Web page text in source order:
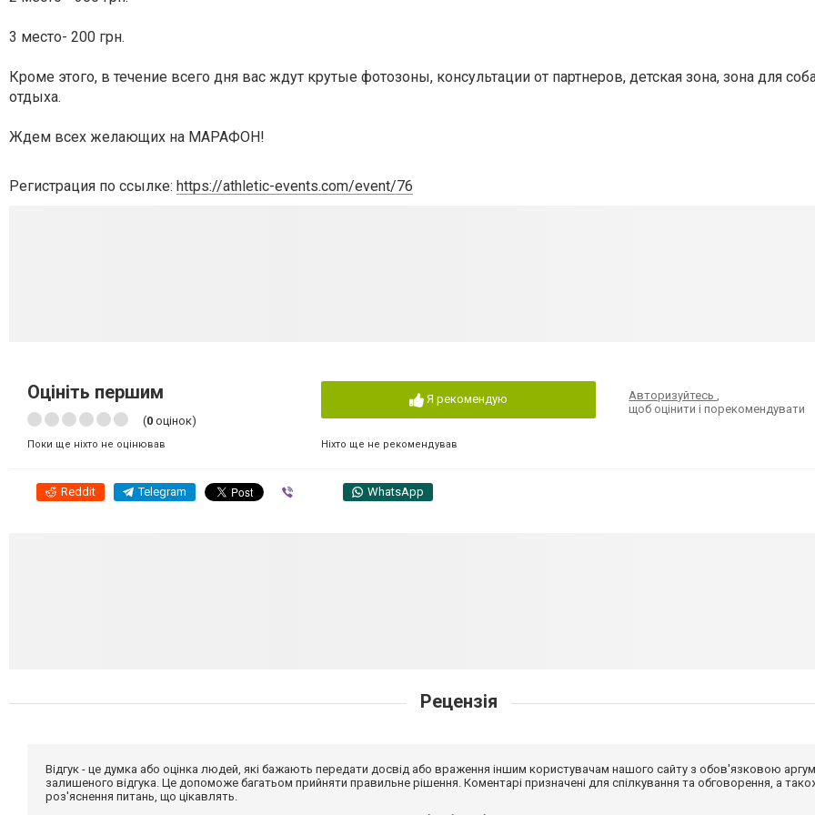
3 место- 200 грн.
Кроме этого, в течение всего дня вас ждут крутые фотозоны, консультации от партнеров, детская зона, зона для
отдыха.
Ждем всех желающих на МАРАФОН!
Регистрация по ссылке: https://athletic-events.com/event/76
Оцініть першим
(0 оцінок)
Поки ще ніхто не оцінював
Я рекомендую
Ніхто ще не рекомендував
Авторизуйтесь,
щоб оцінити і порекомендувати
Reddit Telegram WhatsApp
Рецензія
Відгук - це думка або оцінка людей, які бажають передати досвід або враження іншим користувачам нашого сайту з обов'язковою
залишеного відгука. Це допоможе багатьом прийняти правильне рішення. Коментарі призначені для спілкування та обговорення, а
роз'яснення питань, що цікавлять.